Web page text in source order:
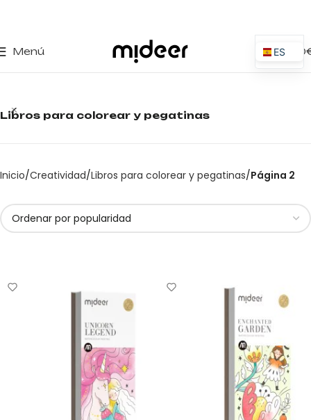
Menú 0,00
Libros para colorear y pegatinas
Inicio Creatividad Libros para colorear y pegatinas Página 2
ES
EN